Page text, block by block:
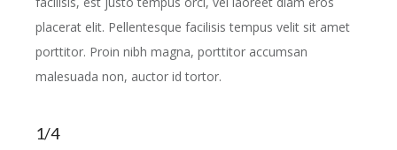
placerat elit. Pellentesque facilisis tempus velit sit amet
porttitor. Proin nibh magna, porttitor accumsan
malesuada non, auctor id tortor.
1/4